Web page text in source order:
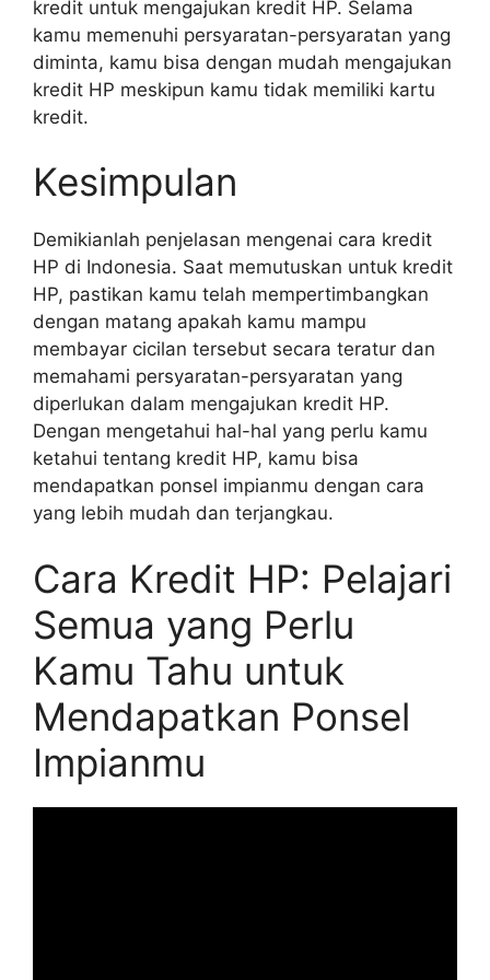
kredit untuk mengajukan kredit HP. Selama
kamu memenuhi persyaratan-persyaratan yang
diminta, kamu bisa dengan mudah mengajukan
kredit HP meskipun kamu tidak memiliki kartu
kredit.
Kesimpulan
Demikianlah penjelasan mengenai cara kredit
HP di Indonesia. Saat memutuskan untuk kredit
HP, pastikan kamu telah mempertimbangkan
dengan matang apakah kamu mampu
membayar cicilan tersebut secara teratur dan
memahami persyaratan-persyaratan yang
diperlukan dalam mengajukan kredit HP.
Dengan mengetahui hal-hal yang perlu kamu
ketahui tentang kredit HP, kamu bisa
mendapatkan ponsel impianmu dengan cara
yang lebih mudah dan terjangkau.
Cara Kredit HP: Pelajari
Semua yang Perlu
Kamu Tahu untuk
Mendapatkan Ponsel
Impianmu